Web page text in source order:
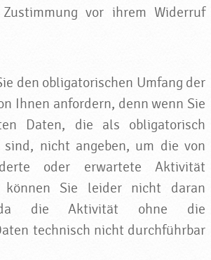
vor ihrem Widerruf
den obligatorischen Umfang der
Ihnen anfordern, denn wenn Sie
Daten, die als obligatorisch
sind, nicht angeben, um die von
oder erwartete Aktivität
können Sie leider nicht daran
da die Aktivität ohne die
technisch nicht durchführbar